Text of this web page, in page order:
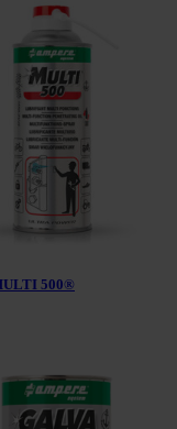
500®